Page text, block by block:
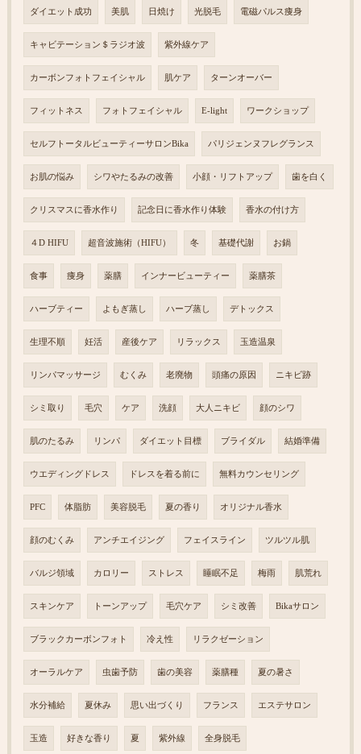
ダイエット成功 美肌 日焼け 光脱毛 電磁パルス痩身
キャビテーション＄ラジオ波 紫外線ケア
カーボンフォトフェイシャル 肌ケア ターンオーバー
フィットネス フォトフェイシャル E-light ワークショップ
セルフトータルビューティーサロンBika パリジェンヌフレグランス
お肌の悩み シワやたるみの改善 小顔・リフトアップ 歯を白く
クリスマスに香水作り 記念日に香水作り体験 香水の付け方
４D HIFU 超音波施術（HIFU） 冬 基礎代謝 お鍋
食事 痩身 薬膳 インナービューティー 薬膳茶
ハーブティー よもぎ蒸し ハーブ蒸し デトックス
生理不順 妊活 産後ケア リラックス 玉造温泉
リンパマッサージ むくみ 老廃物 頭痛の原因 ニキビ跡
シミ取り 毛穴 ケア 洗顔 大人ニキビ 顔のシワ
肌のたるみ リンパ ダイエット目標 ブライダル 結婚準備
ウエディングドレス ドレスを着る前に 無料カウンセリング
PFC 体脂肪 美容脱毛 夏の香り オリジナル香水
顔のむくみ アンチエイジング フェイスライン ツルツル肌
バルジ領域 カロリー ストレス 睡眠不足 梅雨 肌荒れ
スキンケア トーンアップ 毛穴ケア シミ改善 Bikaサロン
ブラックカーボンフォト 冷え性 リラクゼーション
オーラルケア 虫歯予防 歯の美容 薬膳種 夏の暑さ
水分補給 夏休み 思い出づくり フランス エステサロン
玉造 好きな香り 夏 紫外線 全身脱毛